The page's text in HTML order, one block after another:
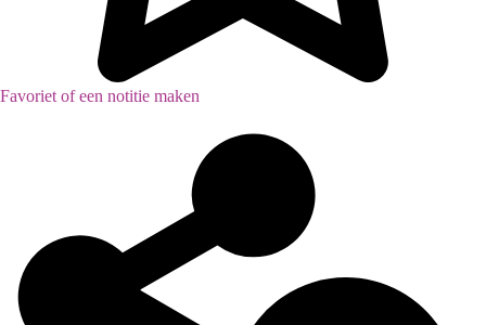
Favoriet of een notitie maken